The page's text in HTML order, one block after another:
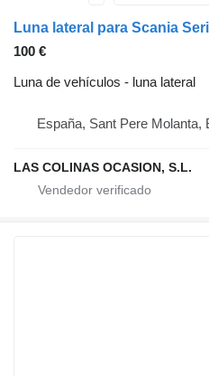
100 €
Luna de vehículos - luna lateral
España, Sant Pere Molanta,
LAS COLINAS OCASION, S.L.